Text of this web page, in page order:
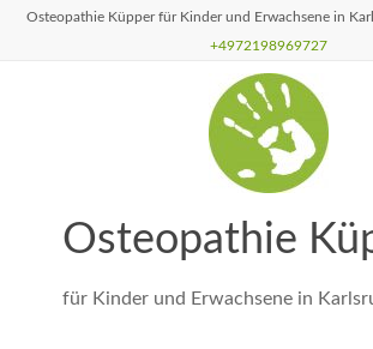
Osteopathie Küpper für Kinder und Erwachsene in
+4972198969727
Osteopathie
für Kinder und Erwachsene in